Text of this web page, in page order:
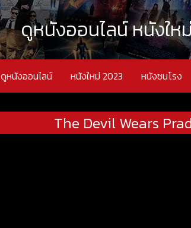
ดูหนังออนไลน์ หนังให
ดูหนังออนไลน์ หนังใหม่ 2023 หนังชนโรง
The Devil Wears